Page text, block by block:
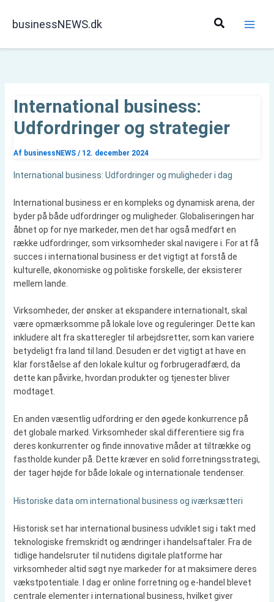
businessNEWS.dk Søg
International business:
Udfordringer og strategier
Af businessNEWS / 12. december 2024
International business: Udfordringer og muligheder i dag
International business er en kompleks og dynamisk arena, der
byder på både udfordringer og muligheder. Globaliseringen har
åbnet op for nye markeder, men det har også medført en
række udfordringer, som virksomheder skal navigere i. For at få
succes i international business er det vigtigt at forstå de
kulturelle, økonomiske og politiske forskelle, der eksisterer
mellem lande.
Virksomheder, der ønsker at ekspandere internationalt, skal
være opmærksomme på lokale love og reguleringer. Dette kan
inkludere alt fra skatteregler til arbejdsretter, som kan variere
betydeligt fra land til land. Desuden er det vigtigt at have en
klar forståelse af den lokale kultur og forbrugeradfærd, da
dette kan påvirke, hvordan produkter og tjenester bliver
modtaget.
En anden væsentlig udfordring er den øgede konkurrence på
det globale marked. Virksomheder skal differentiere sig fra
deres konkurrenter og finde innovative måder at tiltrække og
fastholde kunder på. Dette kræver en solid forretningsstrategi,
der tager højde for både lokale og internationale tendenser.
Historiske data om international business og iværksætteri
Historisk set har international business udviklet sig i takt med
teknologiske fremskridt og ændringer i handelsaftaler. Fra de
tidlige handelsruter til nutidens digitale platforme har
virksomheder altid søgt nye markeder for at maksimere deres
vækstpotentiale. I dag er online forretning og e-handel blevet
centrale elementer i international business, hvilket giver